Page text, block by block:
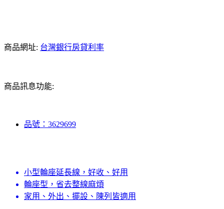
商品網址: 台灣銀行房貸利率
商品訊息功能:
品號：3629699
小型輪座延長線，好收、好用
輪座型，省去整線麻煩
家用、外出、擺設、陳列皆適用